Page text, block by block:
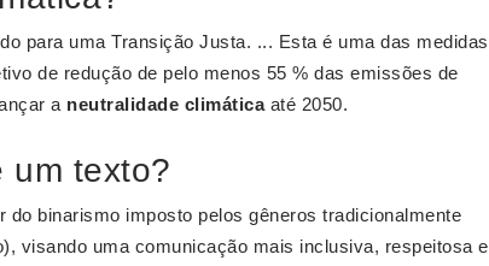
para uma Transição Justa. ... Esta é uma das medidas
de redução de pelo menos 55 % das emissões de
a neutralidade climáticaaté 2050.
um texto?
binarismo imposto pelos gêneros tradicionalmente
visando uma comunicação mais inclusiva, respeitosa e